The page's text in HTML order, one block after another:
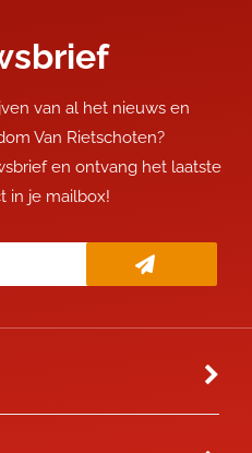
van al het nieuws en
Van Rietschoten?
en ontvang het laatste
in je mailbox!